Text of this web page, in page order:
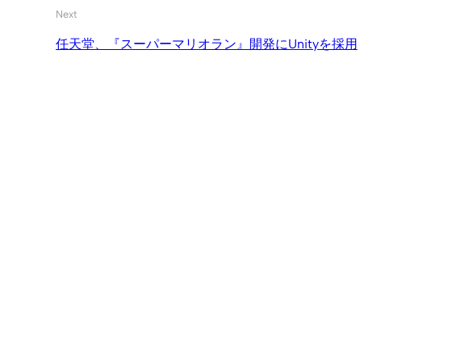
Next
任天堂、『スーパーマリオラン』開発にUnityを採用